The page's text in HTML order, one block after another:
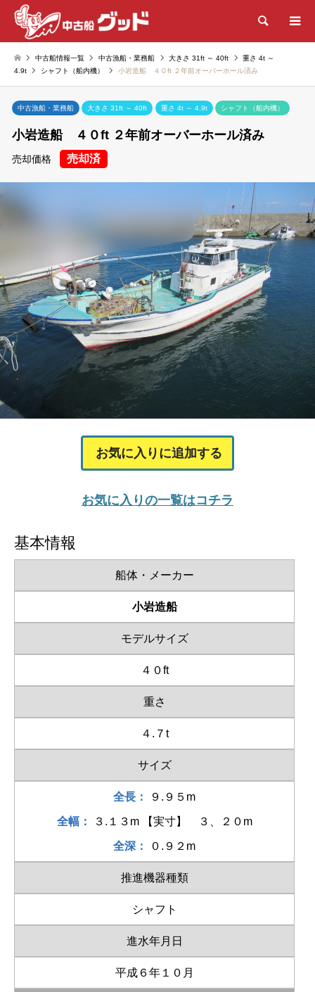
検索
中古船情報一覧 中古漁船・業務船 大きさ 31ft ～ 40ft
重さ 4t ～
4.9t
シャフト（船内機） 小岩造船 ４０ft ２年前オーバーホール済み
中古漁船・業務船 大きさ 31ft ～ 40ft 重さ 4t ～ 4.9t シャフト（船内機）
小岩造船 ４０ft ２年前オーバーホール済み
売却価格 売却済
お気に入りに追加する
お気に入りの一覧はコチラ
基本情報
船体・メーカー
小岩造船
モデルサイズ
４０ft
重さ
４.７t
サイズ
全長： ９.９５m
全幅： ３.１３m 【実寸】 ３、２０m
全深： ０.９２m
推進機器種類
シャフト
進水年月日
平成６年１０月